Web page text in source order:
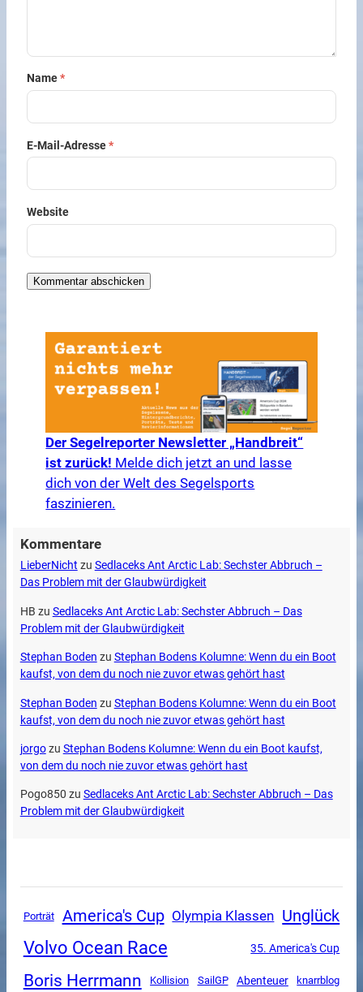
Name*
E-Mail-Adresse*
Website
Der Segelreporter Newsletter „Handbreit“
ist zurück! Melde dich jetzt an und lasse
dich von der Welt des Segelsports
faszinieren.
Kommentare
LieberNicht zu Sedlaceks Ant Arctic Lab: Sechster Abbruch –
Das Problem mit der Glaubwürdigkeit
HB zu Sedlaceks Ant Arctic Lab: Sechster Abbruch – Das
Problem mit der Glaubwürdigkeit
Stephan Boden zu Stephan Bodens Kolumne: Wenn du ein Boot
kaufst, von dem du noch nie zuvor etwas gehört hast
Stephan Boden zu Stephan Bodens Kolumne: Wenn du ein Boot
kaufst, von dem du noch nie zuvor etwas gehört hast
jorgozu Stephan Bodens Kolumne: Wenn du ein Boot kaufst,
von dem du noch nie zuvor etwas gehört hast
Pogo850 zu Sedlaceks Ant Arctic Lab: Sechster Abbruch – Das
Problem mit der Glaubwürdigkeit
Porträt America's Cup Olympia Klassen Unglück
Volvo Ocean Race 35. America's Cup
Boris Herrmann Kollision SailGP Abenteuer knarrblog